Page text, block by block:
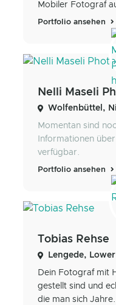
Mobiler Fotograf
Portfolio ansehen
Nelli Maseli
Wolfenbüttel,
Momentan sind
Informationen
verfügbar.
Portfolio ansehen
Tobias Rehse
Lengede,
Dein Fotograf mit
gestellt sind und
die man sich